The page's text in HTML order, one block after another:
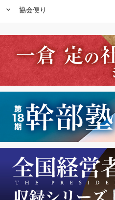
keyboard_arrow_down 協会便り